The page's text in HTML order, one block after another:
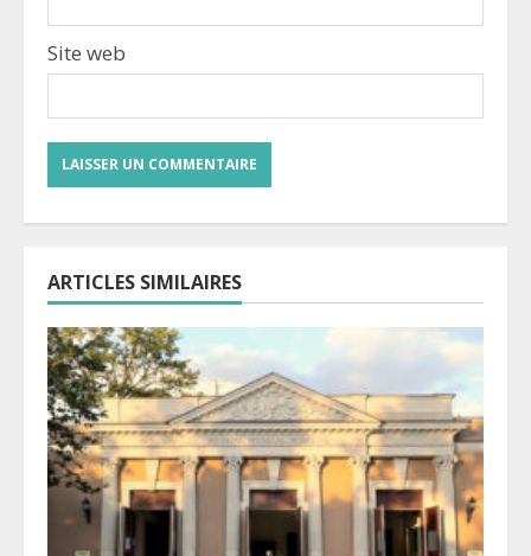
Site web
ARTICLES SIMILAIRES